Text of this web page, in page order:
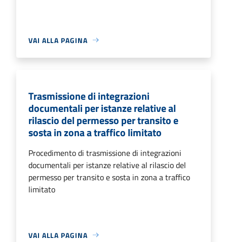
VAI ALLA PAGINA
Trasmissione di integrazioni
documentali per istanze relative al
rilascio del permesso per transito e
sosta in zona a traffico limitato
Procedimento di trasmissione di integrazioni
documentali per istanze relative al rilascio del
permesso per transito e sosta in zona a traffico
limitato
VAI ALLA PAGINA